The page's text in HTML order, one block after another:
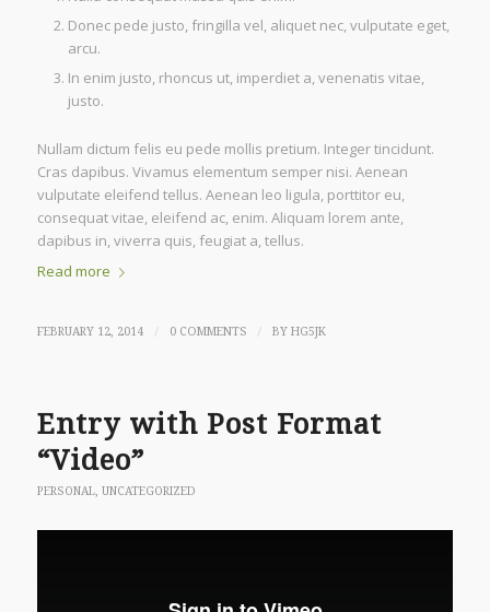
Donec pede justo, fringilla vel, aliquet nec, vulputate eget,
arcu.
In enim justo, rhoncus ut, imperdiet a, venenatis vitae,
justo.
Nullam dictum felis eu pede mollis pretium. Integer tincidunt.
Cras dapibus. Vivamus elementum semper nisi. Aenean
vulputate eleifend tellus. Aenean leo ligula, porttitor eu,
consequat vitae, eleifend ac, enim. Aliquam lorem ante,
dapibus in, viverra quis, feugiat a, tellus.
Read more
FEBRUARY 12, 2014 / 0 COMMENTS / BY HG5JK
Entry with Post Format
“Video”
PERSONAL, UNCATEGORIZED